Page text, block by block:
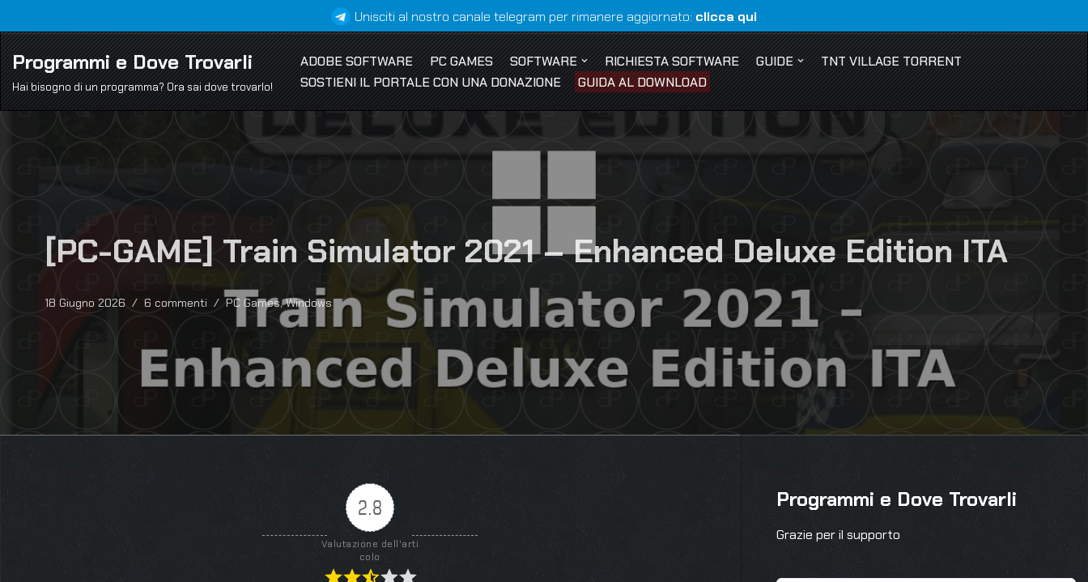
Vai
al
contenuto
Unisciti al nostro canale telegram per rimanere aggiornato: clicca qui
Programmi e Dove Trovarli
Hai bisogno di un programma? Ora sai dove trovarlo!
ADOBE SOFTWARE PC GAMES SOFTWARE RICHIESTA SOFTWARE GUIDE
TNT VILLAGE TORRENT
SOSTIENI IL PORTALE CON UNA DONAZIONE
GUIDA AL DOWNLOAD
[PC-GAME] Train Simulator 2021 – Enhanced Deluxe Edition ITA
18 Giugno 2026 6 commenti PC Games,Windows
2.8
Valutazione dell'arti
colo
Programmi e Dove Trovarli
Grazie per il supporto